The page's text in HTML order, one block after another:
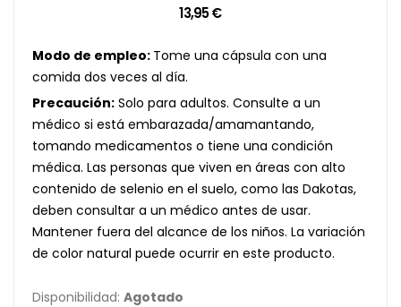
13,95 €
Modo de empleo: Tome una cápsula con una
comida dos veces al día.
Precaución: Solo para adultos. Consulte a un
médico si está embarazada/amamantando,
tomando medicamentos o tiene una condición
médica. Las personas que viven en áreas con alto
contenido de selenio en el suelo, como las Dakotas,
deben consultar a un médico antes de usar.
Mantener fuera del alcance de los niños. La variación
de color natural puede ocurrir en este producto.
Disponibilidad: Agotado